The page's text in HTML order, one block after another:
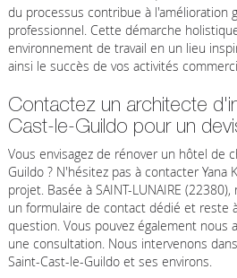
du processus contribue à l'amélioration
professionnel. Cette démarche
environnement de travail en un lieu
ainsi le succès de vos activités
Contactez un architecte
Cast-le-Guildo pour un
Vous envisagez de rénover un hôtel de
Guildo ? N'hésitez pas à contacter Yana
projet. Basée à SAINT-LUNAIRE
un formulaire de contact dédié et reste
question. Vous pouvez également nous
une consultation. Nous intervenons
Saint-Cast-le-Guildo et ses environs.